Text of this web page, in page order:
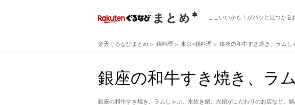
ここいいかも！がパッと見つかる
楽天ぐるなびまとめ 鍋料理 東京×鍋料理 銀座の和牛すき焼き、ラムし
銀座の和牛すき焼き、ラ
銀座の和牛すき焼き、ラムしゃぶ、水炊き鍋、火鍋がこだわりのお店など、